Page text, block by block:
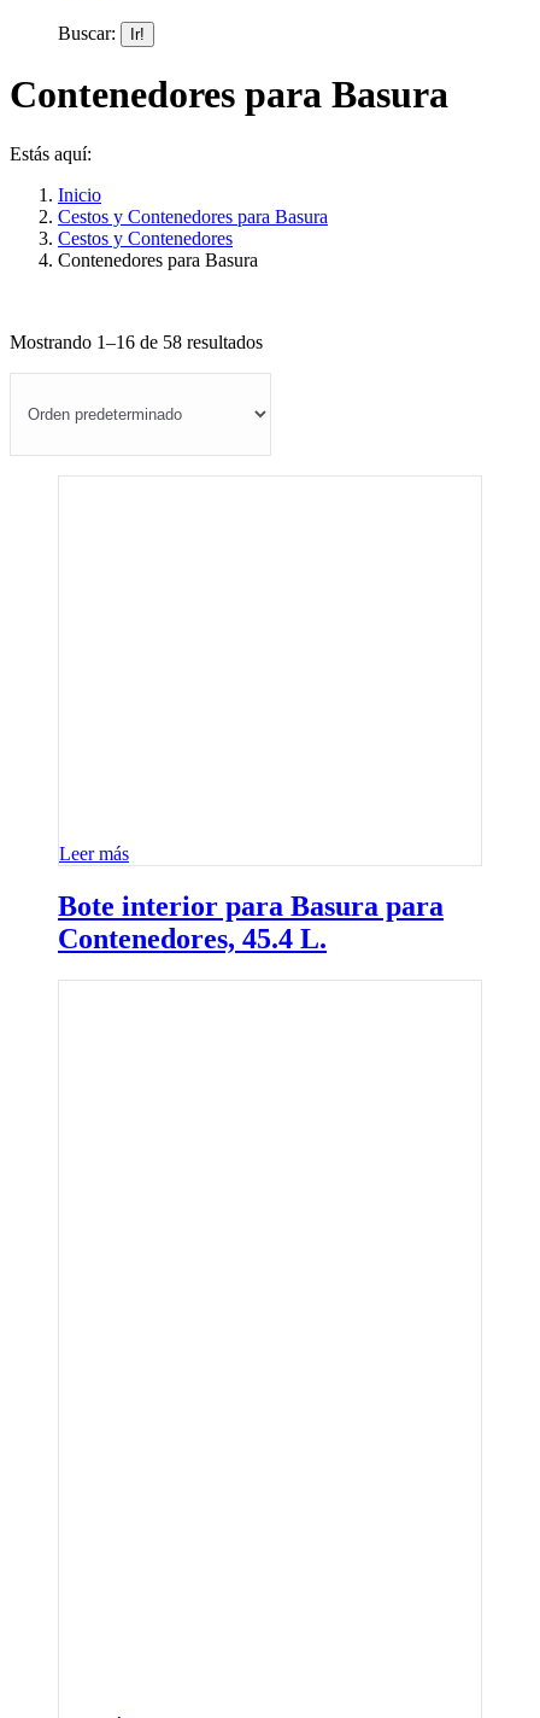
Buscar:
Contenedores para Basura
Estás aquí:
Inicio
Cestos y Contenedores para Basura
Cestos y Contenedores
Contenedores para Basura
Mostrando 1–16 de 58 resultados
Leer más
Bote interior para Basura para
Contenedores, 45.4 L.